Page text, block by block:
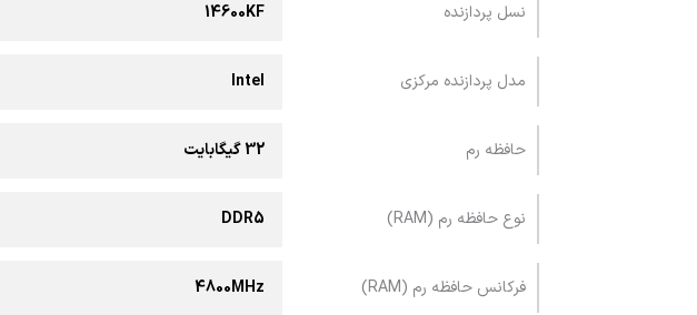
نسل پردازنده 14600KF
مدل پردازنده مرکزی Intel
حافظه رم 32 گیگابایت
نوع حافظه رم (RAM) DDR5
فرکانس حافظه رم (RAM) 4800MHz